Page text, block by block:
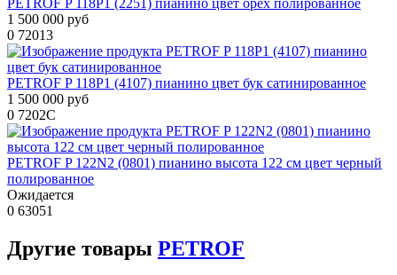
PETROF P 118P1 (2251) пианино цвет орех полированное
1 500 000 руб
0 72013
PETROF P 118P1 (4107) пианино цвет бук сатинированное
1 500 000 руб
0 7202C
PETROF P 122N2 (0801) пианино высота 122 см цвет черный
полированное
Ожидается
0 63051
Другие товары PETROF